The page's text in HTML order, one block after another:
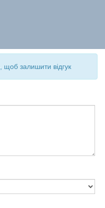
, щоб залишити відгук